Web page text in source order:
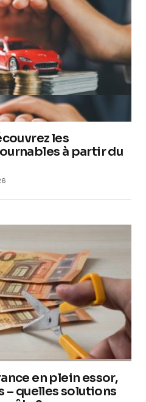
les
à partir du
en plein essor,
– quelles solutions